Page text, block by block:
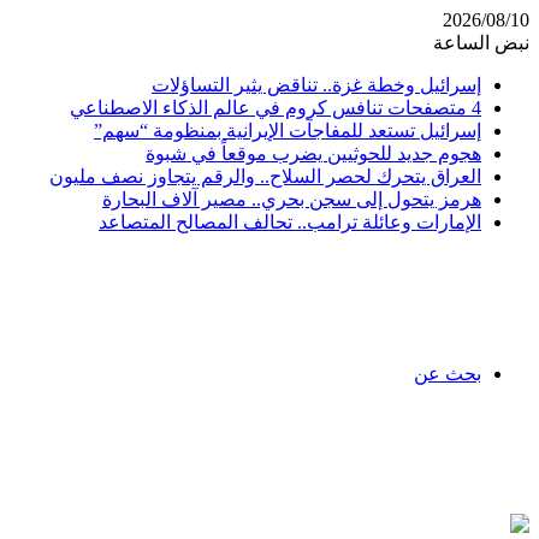
2026/08/10
نبض الساعة
إسرائيل وخطة غزة.. تناقض يثير التساؤلات
4 متصفحات تنافس كروم في عالم الذكاء الاصطناعي
إسرائيل تستعد للمفاجآت الإيرانية بمنظومة “سهم”
هجوم جديد للحوثيين يضرب موقعاً في شبوة
العراق يتحرك لحصر السلاح.. والرقم يتجاوز نصف مليون
هرمز يتحول إلى سجن بحري.. مصير آلاف البحارة
الإمارات وعائلة ترامب.. تحالف المصالح المتصاعد
بحث عن